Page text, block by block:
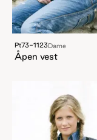
Pt73-1123Dame
Åpen vest